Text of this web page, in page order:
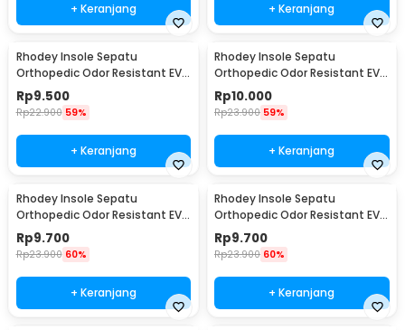
+ Keranjang + Keranjang
Rhodey Insole Sepatu
Orthopedic Odor Resistant EVA
Foam 39 - Y3Y27
Rp9.500
Rp22.900 59%
+ Keranjang
Rhodey Insole Sepatu
Orthopedic Odor Resistant EVA
Foam 40 - Y3Y27
Rp10.000
Rp23.900 59%
+ Keranjang
Rhodey Insole Sepatu
Orthopedic Odor Resistant EVA
Foam 41 - Y3Y27
Rp9.700
Rp23.900 60%
+ Keranjang
Rhodey Insole Sepatu
Orthopedic Odor Resistant EVA
Foam 42 - Y3Y27
Rp9.700
Rp23.900 60%
+ Keranjang